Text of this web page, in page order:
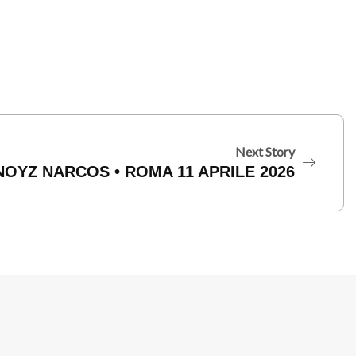
Next Story
NARCOS • ROMA 11 APRILE 2026